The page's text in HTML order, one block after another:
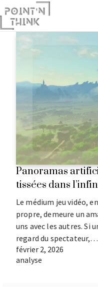
Panoramas
tissées dans
Le médium jeu vidéo,
propre, demeure un
uns avec les autres. Si
regard du spectateur,…
février 2, 2026
analyse